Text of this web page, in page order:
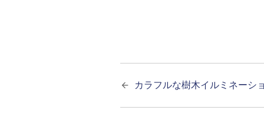
カラフルな樹木イルミネーシ